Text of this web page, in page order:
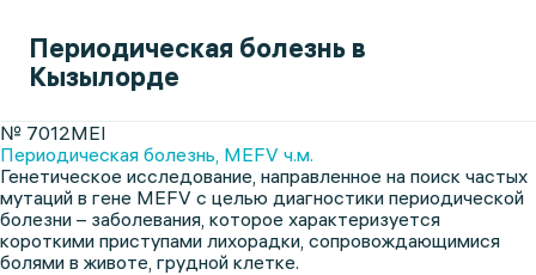
Периодическая болезнь в
Кызылорде
№ 7012MEI
Периодическая болезнь, MEFV ч.м.
Генетическое исследование, направленное на поиск частых
мутаций в гене MEFV с целью диагностики периодической
болезни – заболевания, которое характеризуется
короткими приступами лихорадки, сопровождающимися
болями в животе, грудной клетке.